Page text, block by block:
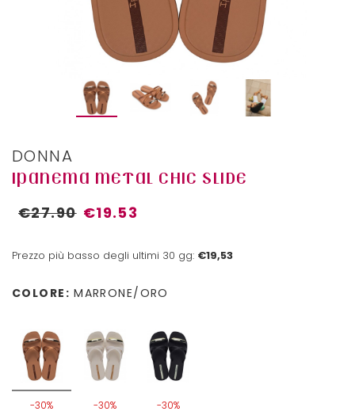
DONNA
IPANEMA METAL CHIC SLIDE
€27.90 €19.53
Prezzo più basso degli ultimi 30 gg: €19,53
COLORE: MARRONE/ORO
-30% -30% -30%